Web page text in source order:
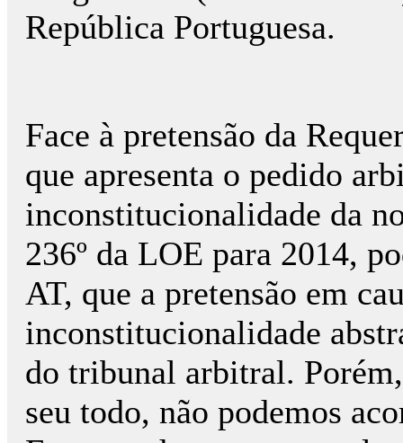
República Portuguesa.
Face à pretensão da
que apresenta o pedido
inconstitucionalidade da
236º da LOE para 2014,
AT, que a pretensão em
inconstitucionalidade
do tribunal arbitral.
seu todo, não podemos